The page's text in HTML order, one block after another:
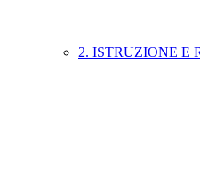
2. ISTRUZIONE E